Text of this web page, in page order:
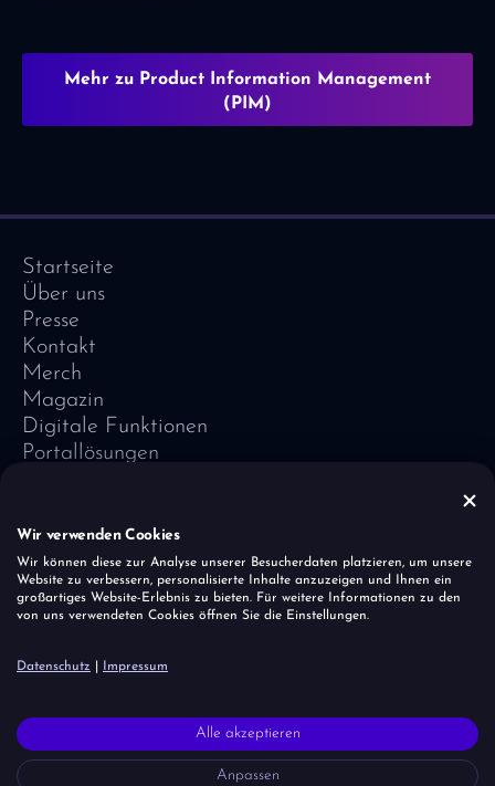
Mehr zu Product Information Management
(PIM)
von Glaube, Herkunft, Alter und Geschlecht – akzeptiert und
respektiert werden. Wir ziehen allerdings eine klare Linie bei rechtem
Startseite
Über uns
Presse
Kontakt
Merch
Magazin
Digitale Funktionen
Portallösungen
Vivid Vision
Impressum
Datenschutz
Cookies
Wir verwenden Cookies
Wir können diese zur Analyse unserer Besucherdaten platzieren, um unsere
Website zu verbessern, personalisierte Inhalte anzuzeigen und Ihnen ein
großartiges Website-Erlebnis zu bieten. Für weitere Informationen zu den
von uns verwendeten Cookies öffnen Sie die Einstellungen.
Datenschutz Impressum
Alle akzeptieren
Anpassen